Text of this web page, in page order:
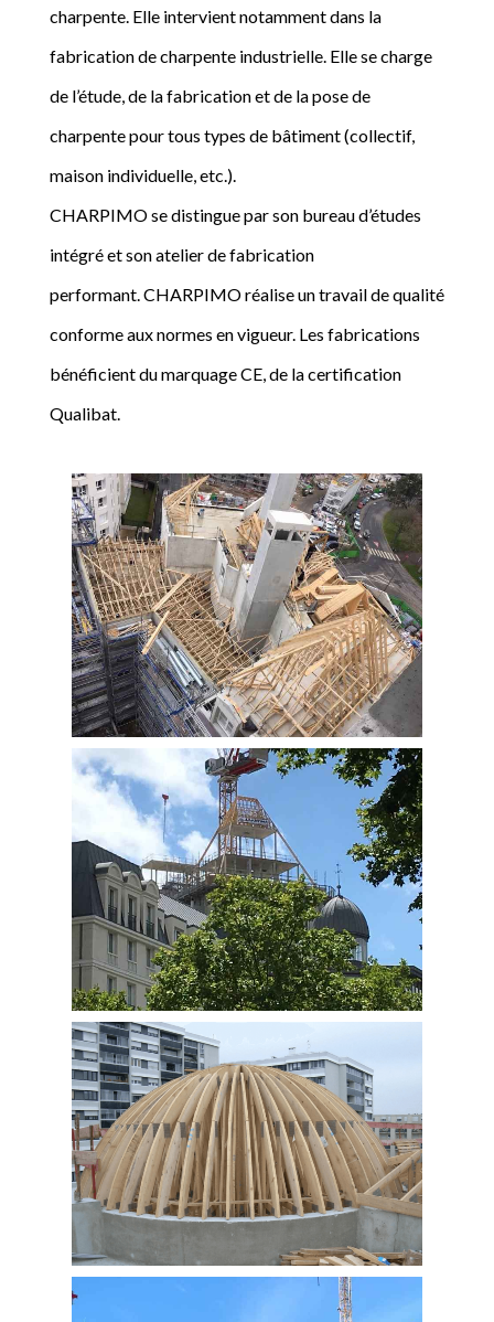
charpente. Elle intervient notamment dans la
fabrication de charpente industrielle. Elle se charge
de l’étude, de la fabrication et de la pose de
charpente pour tous types de bâtiment (collectif,
maison individuelle, etc.).
CHARPIMO se distingue par son bureau d’études
intégré et son atelier de fabrication
performant. CHARPIMO réalise un travail de qualité
conforme aux normes en vigueur. Les fabrications
bénéficient du marquage CE, de la certification
Qualibat.